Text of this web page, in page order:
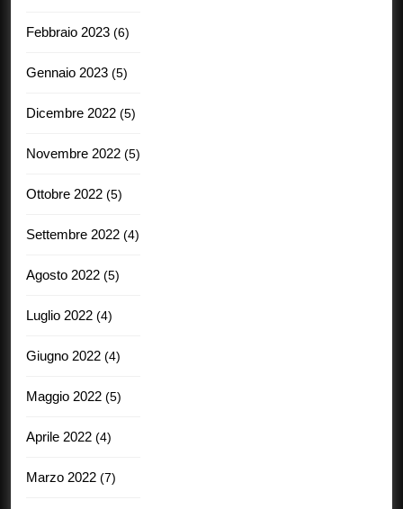
Febbraio 2023 (6)
Gennaio 2023 (5)
Dicembre 2022 (5)
Novembre 2022 (5)
Ottobre 2022 (5)
Settembre 2022 (4)
Agosto 2022 (5)
Luglio 2022 (4)
Giugno 2022 (4)
Maggio 2022 (5)
Aprile 2022 (4)
Marzo 2022 (7)